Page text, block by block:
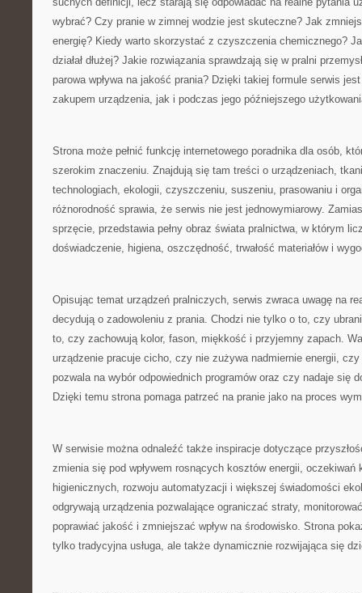
wybrać? Czy pranie w zimnej wodzie jest skuteczne? Jak
energię? Kiedy warto skorzystać z czyszczenia chemicznego?
działał dłużej? Jakie rozwiązania sprawdzają się w pralni
parowa wpływa na jakość prania? Dzięki takiej formule serwis
zakupem urządzenia, jak i podczas jego późniejszego
Strona może pełnić funkcję internetowego poradnika dla osób,
szerokim znaczeniu. Znajdują się tam treści o urządzeniach,
technologiach, ekologii, czyszczeniu, suszeniu, prasowaniu i
różnorodność sprawia, że serwis nie jest jednowymiarowy.
sprzęcie, przedstawia pełny obraz świata pralnictwa, w którym
doświadczenie, higiena, oszczędność, trwałość materiałów i
Opisując temat urządzeń pralniczych, serwis zwraca uwagę na
decydują o zadowoleniu z prania. Chodzi nie tylko o to, czy
to, czy zachowują kolor, fason, miękkość i przyjemny zapach.
urządzenie pracuje cicho, czy nie zużywa nadmiernie energii, czy
pozwala na wybór odpowiednich programów oraz czy nadaje się
Dzięki temu strona pomaga patrzeć na pranie jako na proces
W serwisie można odnaleźć także inspiracje dotyczące
zmienia się pod wpływem rosnących kosztów energii, oczekiwań
higienicznych, rozwoju automatyzacji i większej świadomości
odgrywają urządzenia pozwalające ograniczać straty,
poprawiać jakość i zmniejszać wpływ na środowisko. Strona
tylko tradycyjna usługa, ale także dynamicznie rozwijająca się